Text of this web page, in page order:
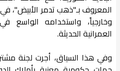
المعروف بـ"ذهب تدمر الأبيض"،
وخارجياً، واستخدامه الواسع
العمرانية الحديثة.
وفي هذا السياق، أجرت لجنة